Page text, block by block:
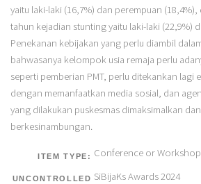
yaitu laki-laki (16,7%) dan perempuan (18,4%),
tahun kejadian stunting yaitu laki-laki (22,9%)
Penekanan kebijakan yang perlu diambil
bahwasanya kelompok usia remaja perlu
seperti pemberian PMT, perlu ditekankan lagi
dengan memanfaatkan media sosial, dan
yang dilakukan puskesmas dimaksimalkan
berkesinambungan.
ITEM TYPE: Conference or Workshop
UNCONTROLLED SiBijaKs Awards 2024